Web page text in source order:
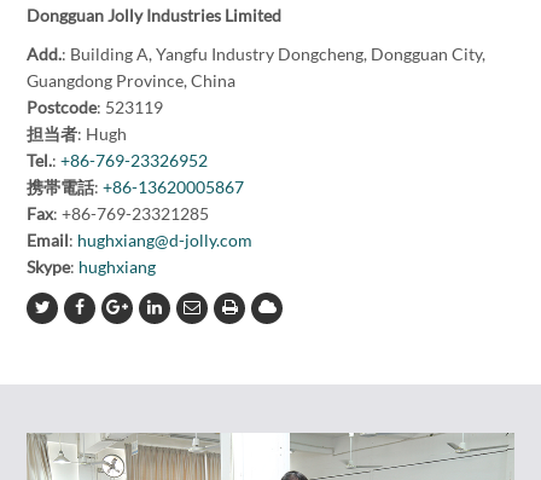
Dongguan Jolly Industries Limited
Add.: Building A, Yangfu Industry Dongcheng, Dongguan City,
Guangdong Province, China
Postcode: 523119
担当者: Hugh
Tel.:+86-769-23326952
携帯電話:+86-13620005867
Fax: +86-769-23321285
Email: hughxiang@d-jolly.com
Skype: hughxiang